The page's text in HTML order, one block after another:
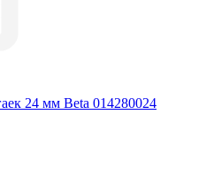
24 мм Beta 014280024